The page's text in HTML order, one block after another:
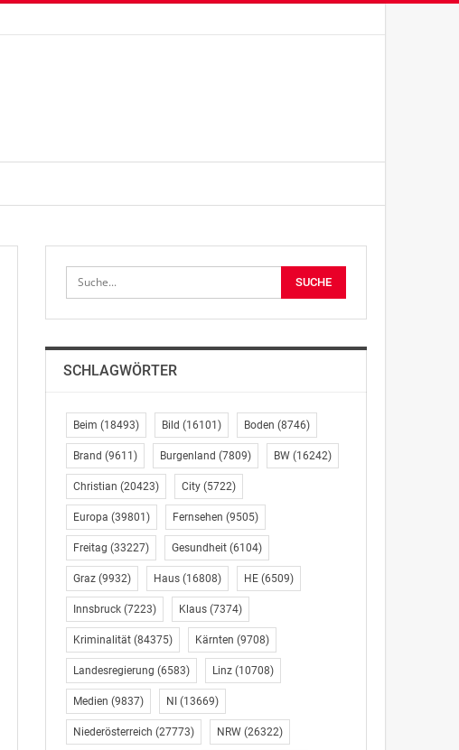
SCHLAGWÖRTER
Beim (18493) Bild (16101) Boden (8746)
Brand (9611) Burgenland (7809) BW(16242)
Christian (20423) City(5722)
Europa (39801) Fernsehen (9505)
Freitag (33227) Gesundheit(6104)
Graz(9932) Haus(16808) HE(6509)
Innsbruck(7223) Klaus(7374)
Kriminalität(84375) Kärnten (9708)
Landesregierung (6583) Linz(10708)
Medien (9837) NI (13669)
Niederösterreich (27773) NRW(26322)